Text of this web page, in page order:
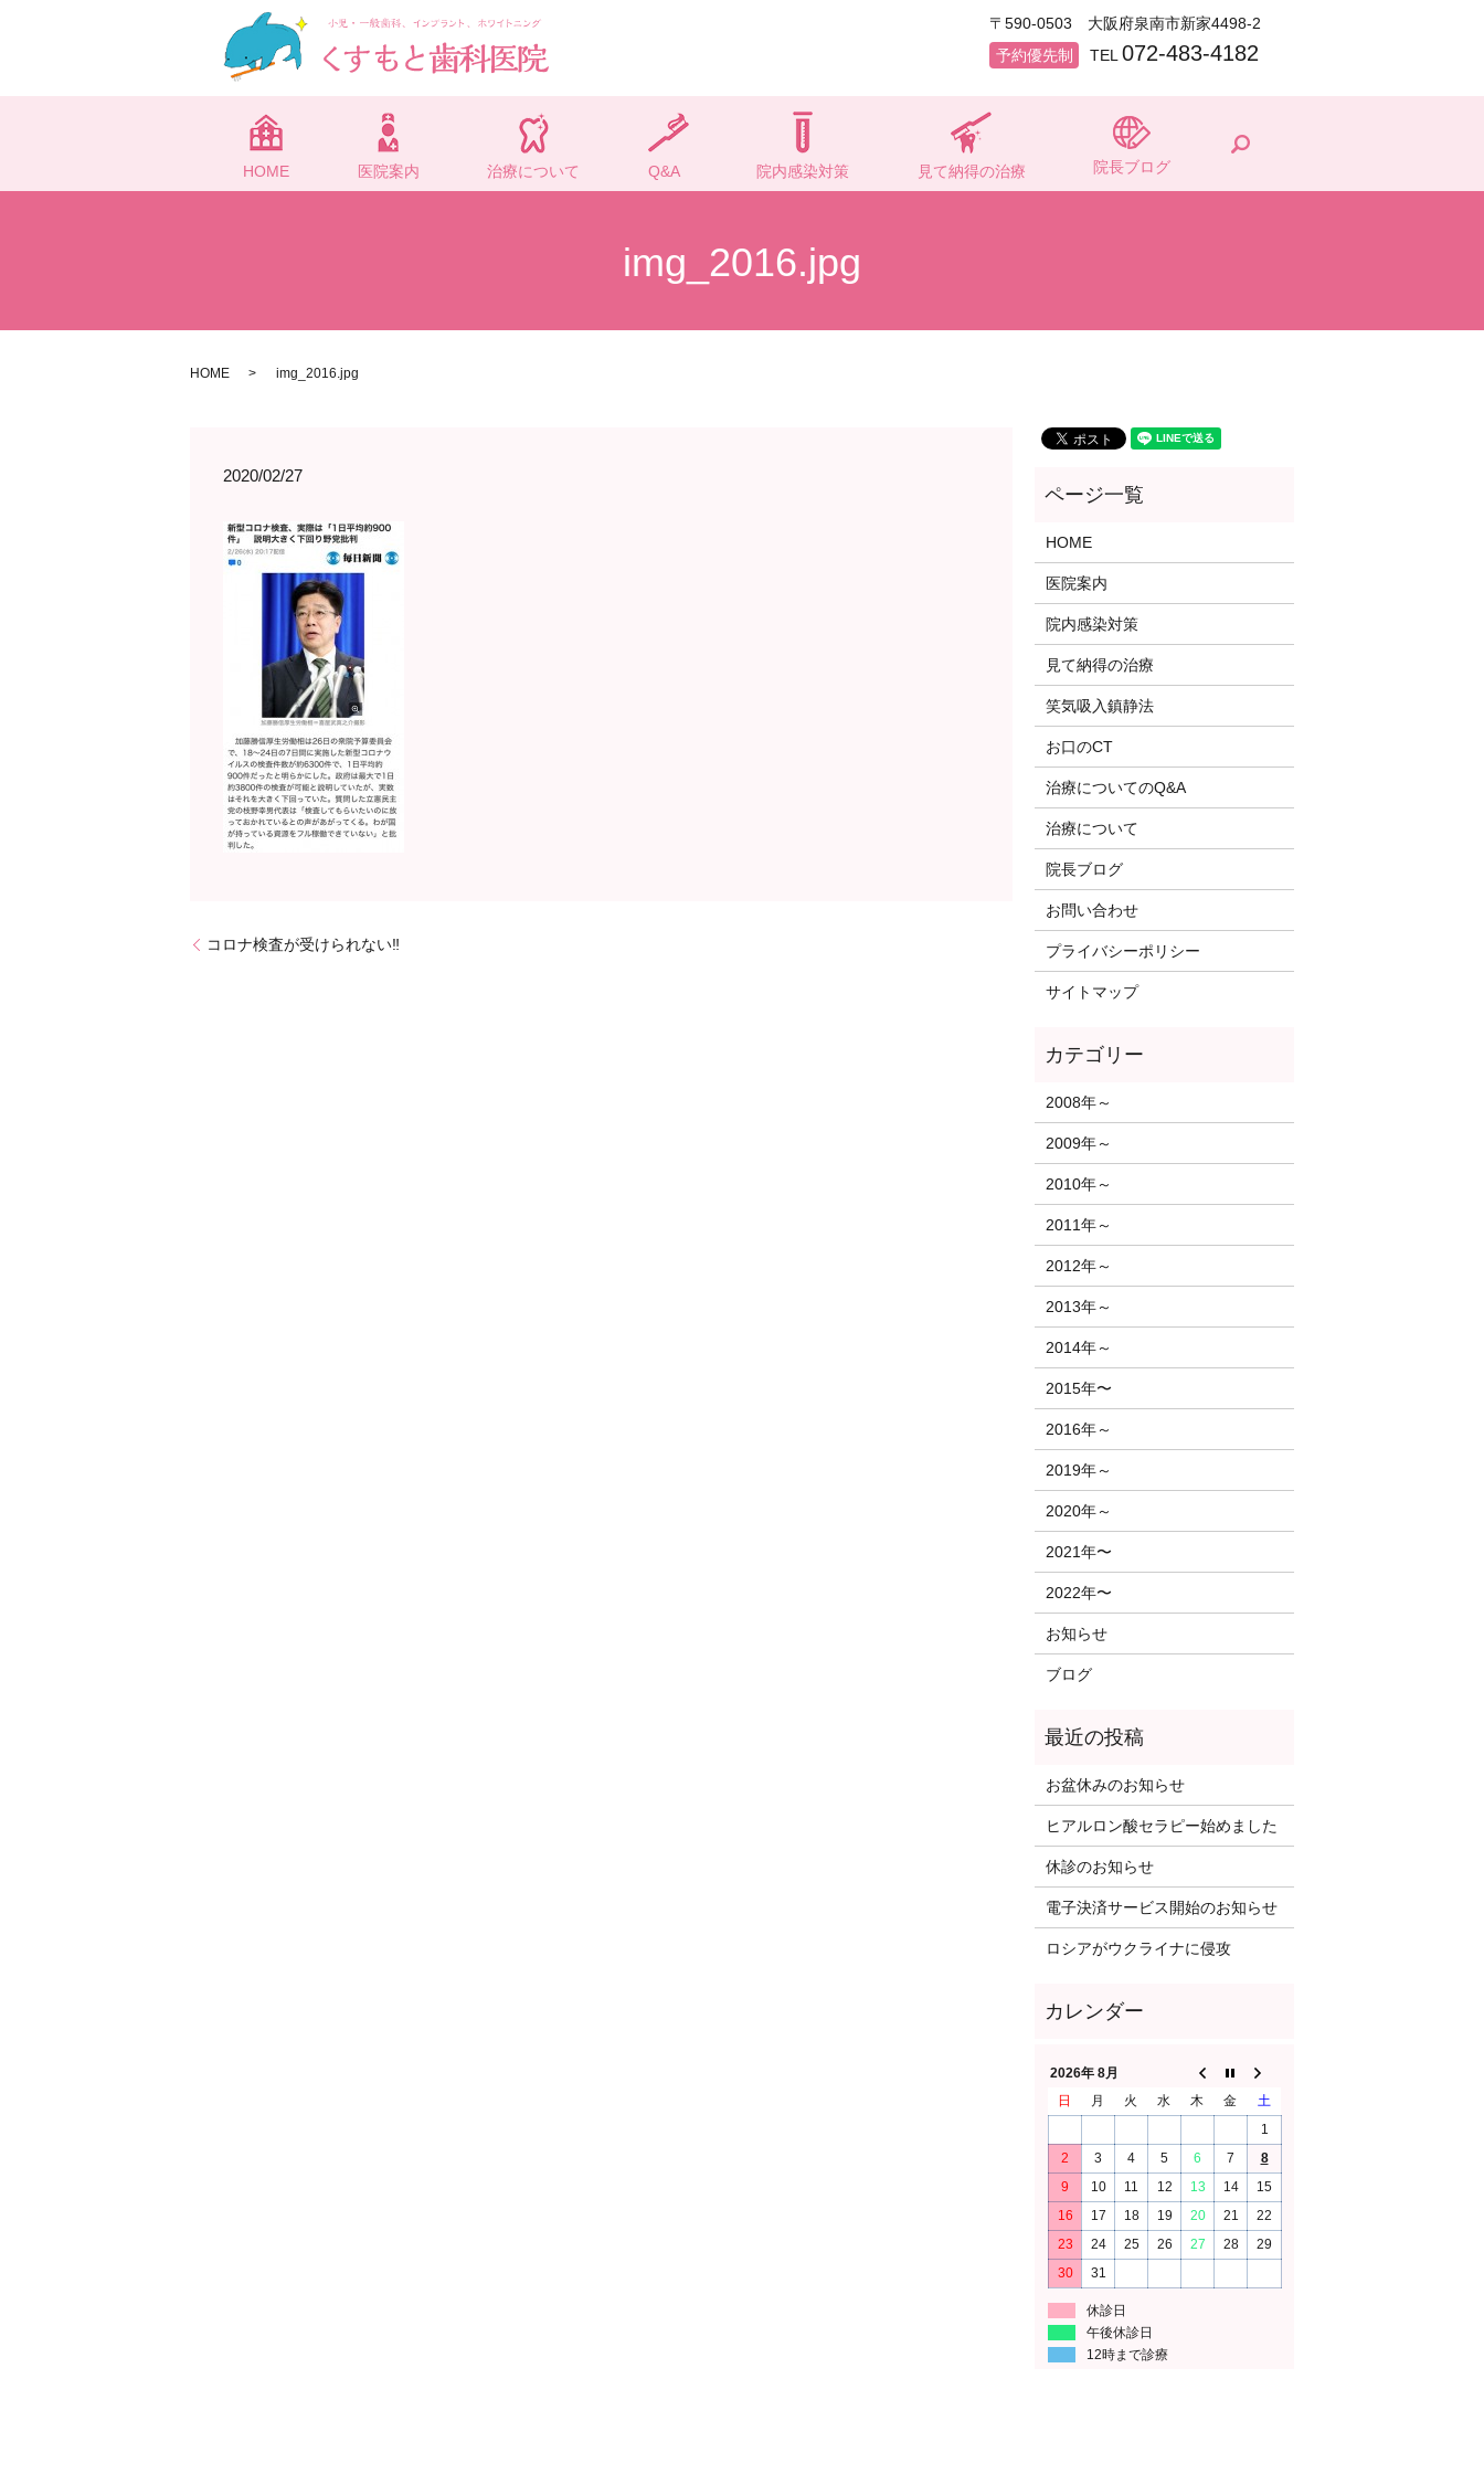
〒590-0503 大阪府泉南市新家4498-2
予約優先制
TEL072-483-4182
HOME 医院案内 治療について Q&A 院内感染対策 見て納得の治療 院長ブログ
img_2016.jpg
HOME img_2016.jpg
2020/02/27
コロナ検査が受けられない‼️
HOME
医院案内
院内感染対策
見て納得の治療
笑気吸入鎮静法
お口のCT
治療についてのQ&A
治療について
院長ブログ
お問い合わせ
プライバシーポリシー
サイトマップ
2008年～
2009年～
2010年～
2011年～
2012年～
2013年～
2014年～
2015年〜
2016年～
2019年～
2020年～
2021年〜
2022年〜
お知らせ
ブログ
お盆休みのお知らせ
ヒアルロン酸セラピー始めました
休診のお知らせ
電子決済サービス開始のお知らせ
ロシアがウクライナに侵攻
2026年 8月
日
月 火 水 木 金
土
1
2
3 4 5 6 7
8
9
10 11 12 13 14
15
16
17 18 19 20 21
22
23
24 25 26 27 28
29
30
31
休診日
午後休診日
12時まで診療